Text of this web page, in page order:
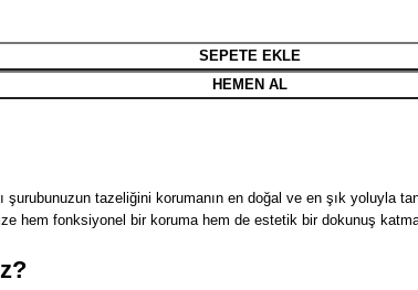
SEPETE EKLE
HEMEN AL
tazeliğini korumanın en doğal ve en şık yoluyla
hem fonksiyonel bir koruma hem de estetik bir dokunuş